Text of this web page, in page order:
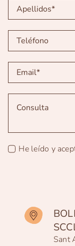
He leído y
Sant